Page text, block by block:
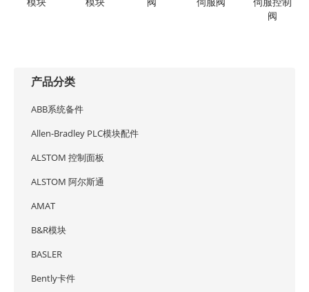
模块 模块 阀 伺服阀
伺服控制
阀
产品分类
ABB系统备件
Allen-Bradley PLC模块配件
ALSTOM 控制面板
ALSTOM 阿尔斯通
AMAT
B&R模块
BASLER
Bently卡件